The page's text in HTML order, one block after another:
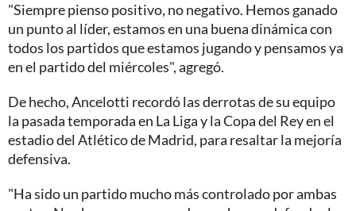
"Siempre pienso positivo, no negativo. Hemos ganado
un punto al líder, estamos en una buena dinámica con
todos los partidos que estamos jugando y pensamos ya
en el partido del miércoles", agregó.
De hecho, Ancelotti recordó las derrotas de su equipo
la pasada temporada en La Liga y la Copa del Rey en el
estadio del Atlético de Madrid, para resaltar la mejoría
defensiva.
"Ha sido un partido mucho más controlado por ambas